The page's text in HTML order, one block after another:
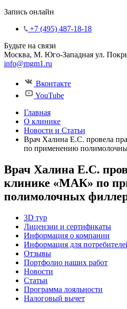
Запись онлайн
+7 (495) 487-18-18
Будьте на связи
Москва, М. Юго-Западная ул.
info@mgm1.ru
Вконтакте
YouTube
Главная
О клинике
Новости и Статьи
Врач Халина Е.С. провела
по применению
Врач Халина Е.С.
клинике «МАК» по
полимолочных
3D тур
Лицензии и сертификаты
Информация о компании
Информация для
Отзывы
Портфолио наших работ
Новости
Статьи
Программа лояльности
Налоговый вычет